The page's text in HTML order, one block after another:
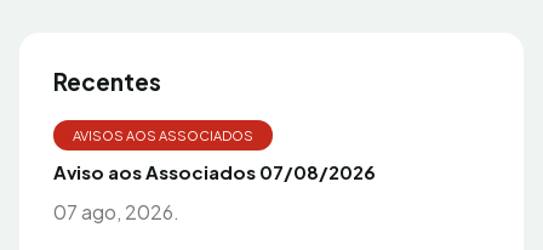
Recentes
AVISOS AOS ASSOCIADOS
Aviso aos Associados 07/08/2026
07 ago, 2026.